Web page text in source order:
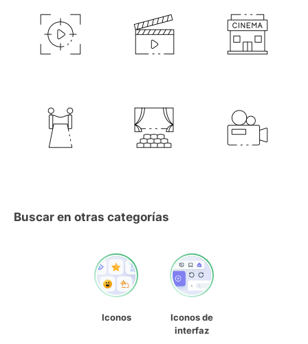
Buscar en otras categorías
Iconos
Iconos de
interfaz